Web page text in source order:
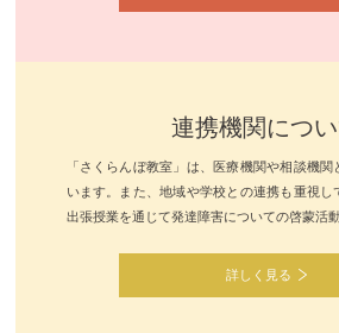
連携機関につ
「さくらんぼ教室」は、医療機関や相談機
います。また、地域や学校との連携も重視し
出張授業を通じて発達障害についての啓蒙活
詳しく見る